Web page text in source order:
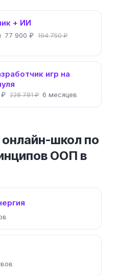
+ ИИ
77 900 ₽ 194 750 ₽
игр на
₽ 228 781 ₽ 6 месяцев
школ по
ООП в